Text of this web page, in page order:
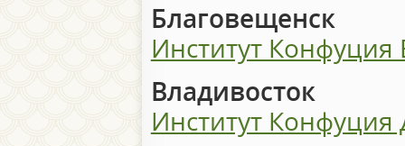
Благовещенск
Институт Конфуция
Владивосток
Институт